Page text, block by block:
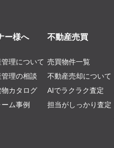
ー様へ
理について
理の相談
カタログ
ーム事例
不動産売買
売買物件一覧
不動産売却について
AIでラクラク査定
担当がしっかり査定